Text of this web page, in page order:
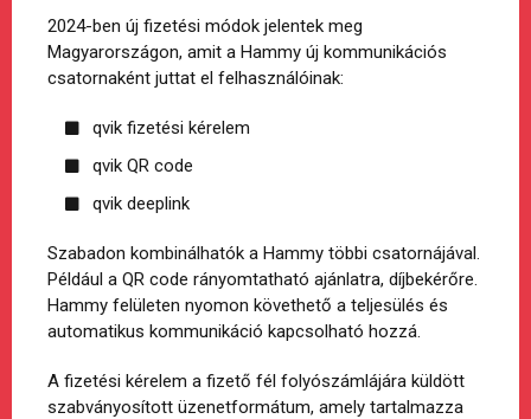
2024-ben új fizetési módok jelentek meg
Magyarországon, amit a Hammy új kommunikációs
csatornaként juttat el felhasználóinak:
qvik fizetési kérelem
qvik QR code
qvik deeplink
Szabadon kombinálhatók a Hammy többi csatornájával.
Például a QR code rányomtatható ajánlatra, díjbekérőre.
Hammy felületen nyomon követhető a teljesülés és
automatikus kommunikáció kapcsolható hozzá.
A fizetési kérelem a fizető fél folyószámlájára küldött
szabványosított üzenetformátum, amely tartalmazza